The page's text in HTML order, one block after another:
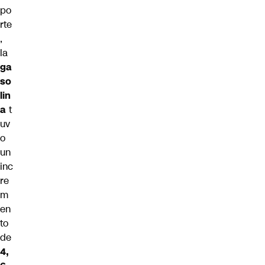
po
rte
,
la
ga
so
lin
a t
uv
o
un
inc
re
m
en
to
de
4,